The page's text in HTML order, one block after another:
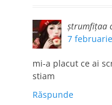
ştrumfiţaa
7
mi-a placut ce ai
stiam
Răspunde